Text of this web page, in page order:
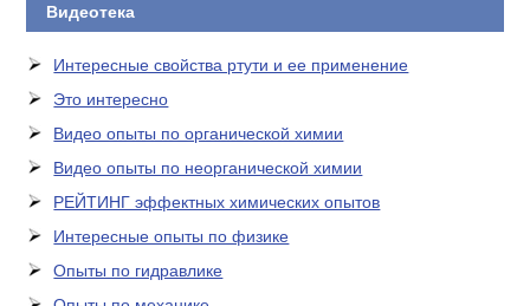
Видеотека
Интересные свойства ртути и ее применение
Это интересно
Видео опыты по органической химии
Видео опыты по неорганической химии
РЕЙТИНГ эффектных химических опытов
Интересные опыты по физике
Опыты по гидравлике